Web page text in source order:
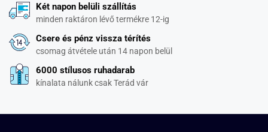
Két napon belüli szállítás
minden raktáron lévő termékre 12-ig
Csere és pénz vissza térítés
csomag átvétele után 14 napon belül
6000 stílusos ruhadarab
kínalata nálunk csak Terád vár